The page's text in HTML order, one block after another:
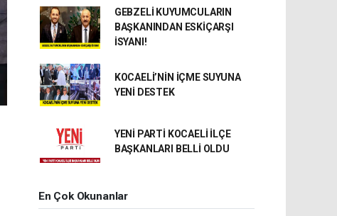
GEBZELİ KUYUMCULARIN
BAŞKANINDAN ESKİÇARŞI
İSYANI!
KOCAELİ’NİN İÇME SUYUNA
YENİ DESTEK
YENİ PARTİ KOCAELİ İLÇE
BAŞKANLARI BELLİ OLDU
En Çok Okunanlar